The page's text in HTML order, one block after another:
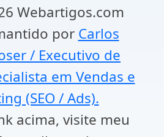
Webartigos.com
por Carlos
/ Executivo de
em Vendas e
(SEO / Ads).
acima, visite meu